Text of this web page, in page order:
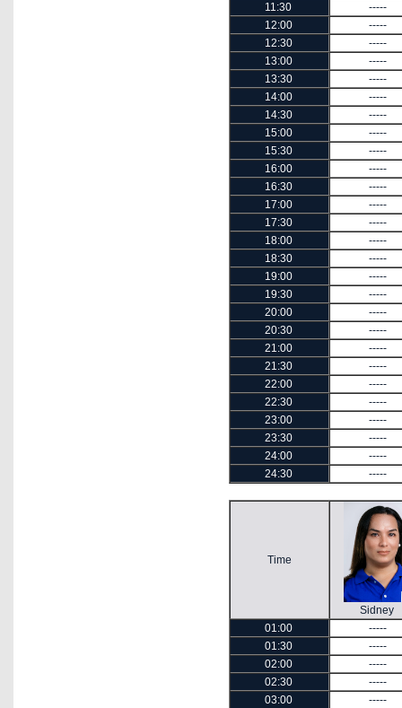
11:30
-----
12:00
-----
12:30
-----
13:00
-----
13:30
-----
14:00
-----
14:30
-----
15:00
-----
15:30
-----
16:00
-----
16:30
-----
17:00
-----
17:30
-----
18:00
-----
18:30
-----
19:00
-----
19:30
-----
20:00
-----
20:30
-----
21:00
-----
21:30
-----
22:00
-----
22:30
-----
23:00
-----
23:30
-----
24:00
-----
24:30
-----
Time
Sidney
01:00
-----
01:30
-----
02:00
-----
02:30
-----
03:00
-----